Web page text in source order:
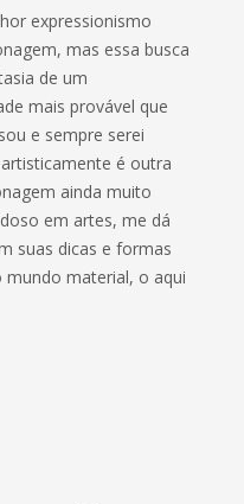
expressionismo
mas essa busca
de um
mais provável que
e sempre serei
é outra
ainda muito
em artes, me dá
suas dicas e formas
material, o aqui